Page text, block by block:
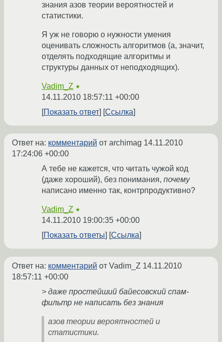
знания азов теории вероятностей и
статистики.
Я уж не говорю о нужности умения
оценивать сложность алгоритмов (а, значит,
отделять подходящие алгоритмы и
структуры данных от неподходящих).
Vadim_Z ★
14.11.2010 18:57:11 +00:00
Показать ответ
Ссылка
Ответ на: комментарий от archimag 14.11.2010
17:24:06 +00:00
А тебе не кажется, что читать чужой код
(даже хороший), без понимания, почему
написано именно так, контрпродуктивно?
Vadim_Z ★
14.11.2010 19:00:35 +00:00
Показать ответы
Ссылка
Ответ на: комментарий от Vadim_Z 14.11.2010
18:57:11 +00:00
> даже простейший байесовский спам-
фильтр не написать без знания
азов теории вероятностей и
статистики.